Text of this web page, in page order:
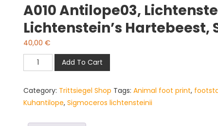
A010 Antilope03,
Lichtenstein’s
40,00€
A010
antilope03,
Kuhantilope,
Lichtenstein's
Add To Cart
Category: Trittsiegel Shop Tags:Animal foot print,
Kuhantilope,Sigmoceros lichtensteinii